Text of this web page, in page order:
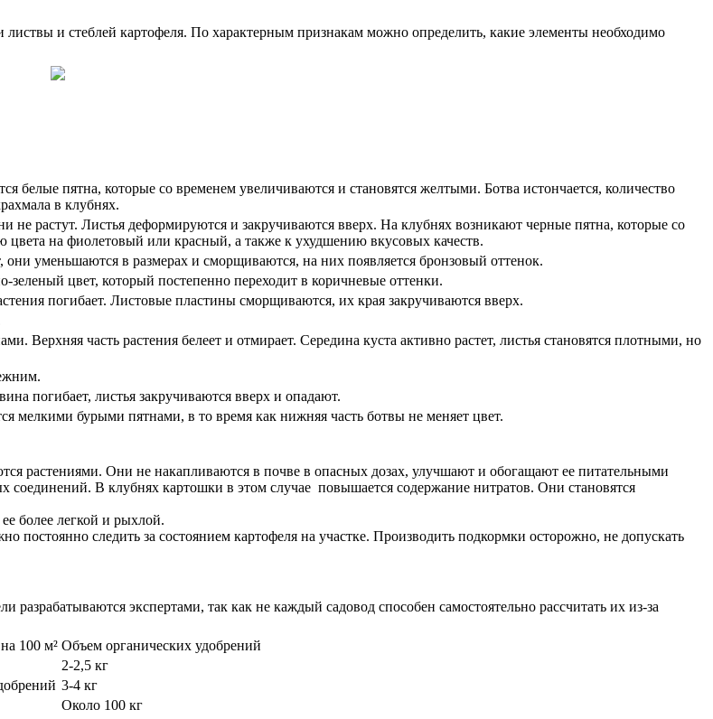
и стеблей картофеля. По характерным признакам можно определить, какие элементы необходимо
белые пятна, которые со временем увеличиваются и становятся желтыми. Ботва истончается, количество
в клубнях.
не растут. Листья деформируются и закручиваются вверх. На клубнях возникают черные пятна, которые со
на фиолетовый или красный, а также к ухудшению вкусовых качеств.
уменьшаются в размерах и сморщиваются, на них появляется бронзовый оттенок.
цвет, который постепенно переходит в коричневые оттенки.
погибает. Листовые пластины сморщиваются, их края закручиваются вверх.
Верхняя часть растения белеет и отмирает. Середина куста активно растет, листья становятся плотными, но
погибает, листья закручиваются вверх и опадают.
мелкими бурыми пятнами, в то время как нижняя часть ботвы не меняет цвет.
растениями. Они не накапливаются в почве в опасных дозах, улучшают и обогащают ее питательными
соединений. В клубнях картошки в этом случае повышается содержание нитратов. Они становятся
более легкой и рыхлой.
следить за состоянием картофеля на участке. Производить подкормки осторожно, не допускать
экспертами, так как не каждый садовод способен самостоятельно рассчитать их из-за
100 м² Объем органических удобрений
2-2,5 кг
3-4 кг
Около 100 кг